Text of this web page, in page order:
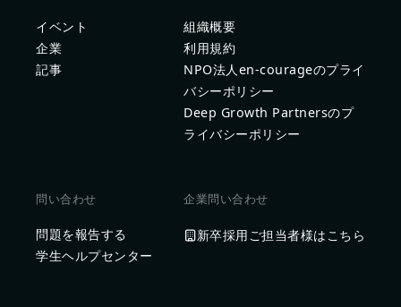
イベント
企業
記事
組織概要
利用規約
NPO法人en-courageのプライ
バシーポリシー
Deep Growth Partnersのプ
ライバシーポリシー
問い合わせ
問題を報告する
学生ヘルプセンター
企業問い合わせ
新卒採用ご担当者様はこちら